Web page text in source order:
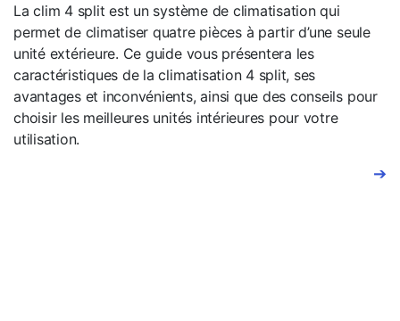
La clim 4 split est un système de climatisation qui
permet de climatiser quatre pièces à partir d’une seule
unité extérieure. Ce guide vous présentera les
caractéristiques de la climatisation 4 split, ses
avantages et inconvénients, ainsi que des conseils pour
choisir les meilleures unités intérieures pour votre
utilisation.
➔